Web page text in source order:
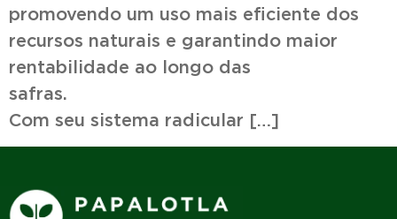
promovendo um uso mais eficiente dos
recursos naturais e garantindo maior
rentabilidade ao longo das
Com seu sistema radicular […]